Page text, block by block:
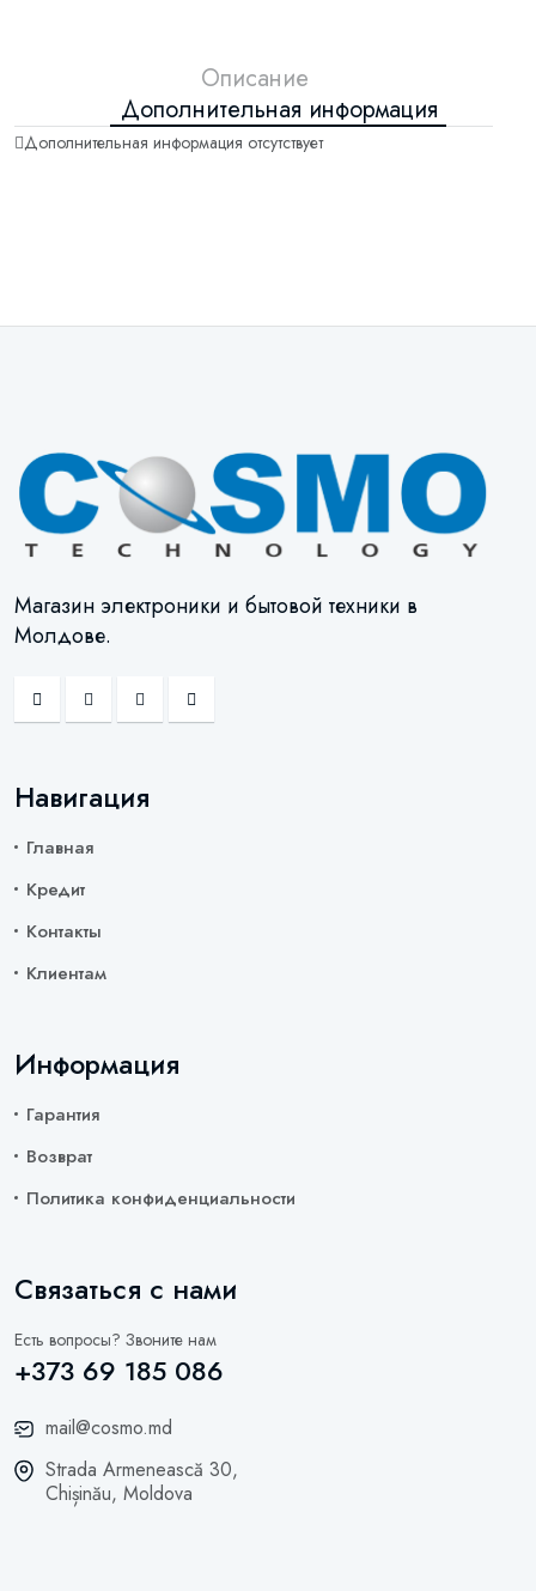
Описание
Дополнительная информация
Дополнительная информация отсутствует
Магазин электроники и бытовой техники в
Молдове.
Навигация
Главная
Кредит
Контакты
Клиентам
Информация
Гарантия
Возврат
Политика конфиденциальности
Связаться с нами
Есть вопросы? Звоните нам
+373 69 185 086
mail@cosmo.md
Strada Armenească 30,
Chișinău, Moldova